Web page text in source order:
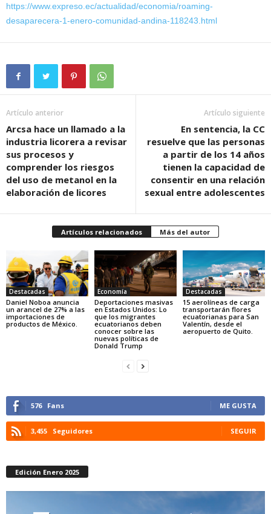
https://www.expreso.ec/actualidad/economia/roaming-
desaparecera-1-enero-comunidad-andina-118243.html
Artículo anterior
Arcsa hace un llamado a la
industria licorera a revisar
sus procesos y
comprender los riesgos
del uso de metanol en la
elaboración de licores
Artículo siguiente
En sentencia, la CC
resuelve que las personas
a partir de los 14 años
tienen la capacidad de
consentir en una relación
sexual entre adolescentes
Artículos relacionados Más del autor
Destacadas
Daniel Noboa anuncia
un arancel de 27% a las
importaciones de
productos de México.
Economía
Deportaciones masivas
en Estados Unidos: Lo
que los migrantes
ecuatorianos deben
conocer sobre las
nuevas políticas de
Donald Trump
Destacadas
15 aerolíneas de carga
transportarán flores
ecuatorianas para San
Valentín, desde el
aeropuerto de Quito.
576 Fans ME GUSTA
3,455 Seguidores SEGUIR
Edición Enero 2025